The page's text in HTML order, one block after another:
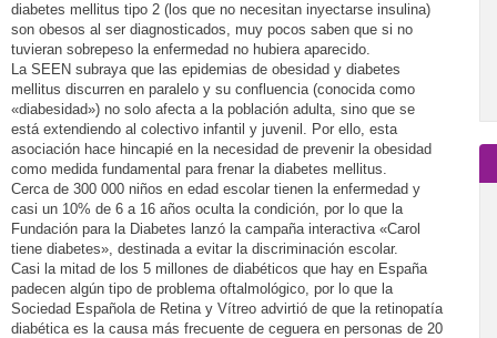
diabetes mellitus tipo 2 (los que no necesitan inyectarse insulina)
son obesos al ser diagnosticados, muy pocos saben que si no
tuvieran sobrepeso la enfermedad no hubiera aparecido.
La SEEN subraya que las epidemias de obesidad y diabetes
mellitus discurren en paralelo y su confluencia (conocida como
«diabesidad») no solo afecta a la población adulta, sino que se
está extendiendo al colectivo infantil y juvenil. Por ello, esta
asociación hace hincapié en la necesidad de prevenir la obesidad
como medida fundamental para frenar la diabetes mellitus.
Cerca de 300 000 niños en edad escolar tienen la enfermedad y
casi un 10% de 6 a 16 años oculta la condición, por lo que la
Fundación para la Diabetes lanzó la campaña interactiva «Carol
tiene diabetes», destinada a evitar la discriminación escolar.
Casi la mitad de los 5 millones de diabéticos que hay en España
padecen algún tipo de problema oftalmológico, por lo que la
Sociedad Española de Retina y Vítreo advirtió de que la retinopatía
diabética es la causa más frecuente de ceguera en personas de 20